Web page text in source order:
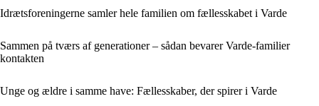
Idrætsforeningerne samler hele familien om fællesskabet i Varde
Sammen på tværs af generationer – sådan bevarer Varde-familier
kontakten
Unge og ældre i samme have: Fællesskaber, der spirer i Varde